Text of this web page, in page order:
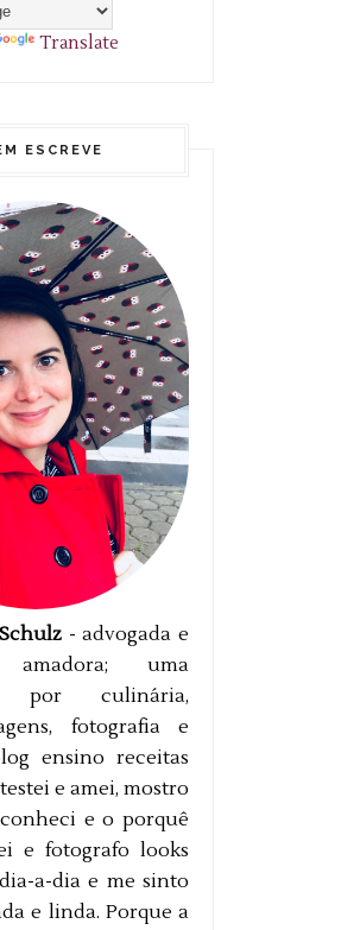
Translate
ESCREVE
- advogada e
amadora; uma
por culinária,
fotografia e
ensino receitas
e amei, mostro
e o porquê
e fotografo looks
a-dia e me sinto
e linda. Porque a